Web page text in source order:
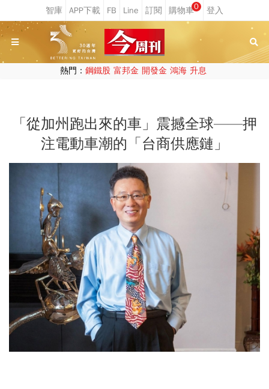
0
熱門： 鋼鐵股 富邦金 開發金 鴻海 升息
「從加州跑出來的車」震撼全球——押
注電動車潮的「台商供應鏈」